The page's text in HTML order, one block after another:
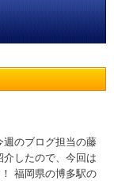
のブログ担当の藤
したので、今回は
福岡県の博多駅の